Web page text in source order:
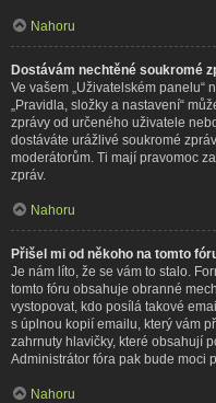
Nahoru
Dostávám nechtěné soukromé
Ve vašem „Uživatelském panelu“
„Pravidla, složky a nastavení“
zprávy od určeného uživatele
dostáváte urážlivé soukromé
moderátorům. Ti mají pravomoc
zpráv.
Nahoru
Přišel mi od někoho na tomto
Je nám líto, že se vám to stalo.
tomto fóru obsahuje obranné
vystopovat, kdo posílá takové
s úplnou kopií emailu, který vám
zahrnuty hlavičky, které obsahují
Administrátor fóra pak bude moci
Nahoru